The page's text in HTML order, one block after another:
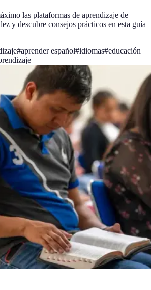
las plataformas de aprendizaje de
y descubre consejos prácticos en esta guía
#aprender español#idiomas#educación